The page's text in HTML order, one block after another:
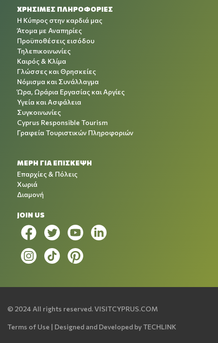
ΧΡΉΣΙΜΕΣ ΠΛΗΡΟΦΟΡΊΕΣ
Η Κύπρος στην καρδιά μας
Άτομα με Αναπηρίες
Προϋποθέσεις εισόδου
Τηλεπικοινωνίες
Καιρός & Κλίμα
Γλώσσες και Θρησκείες
Νόμισμα και Συνάλλαγμα
Ώρα, Ωράρια Εργασίας και Αργίες
Υγεία και Ασφάλεια
Συγκοινωνίες
Cyprus Responsible Tourism
Γραφεία Τουριστικών Πληροφοριών
ΜΕΡΗ ΓΙΑ ΕΠΙΣΚΕΨΗ
Επαρχίες & Πόλεις
Χωριά
Διαμονή
JOIN US
© 2024 All rights reserved.VISITCYPRUS.COM
Terms of Use | Designed and Developed byTECHLINK